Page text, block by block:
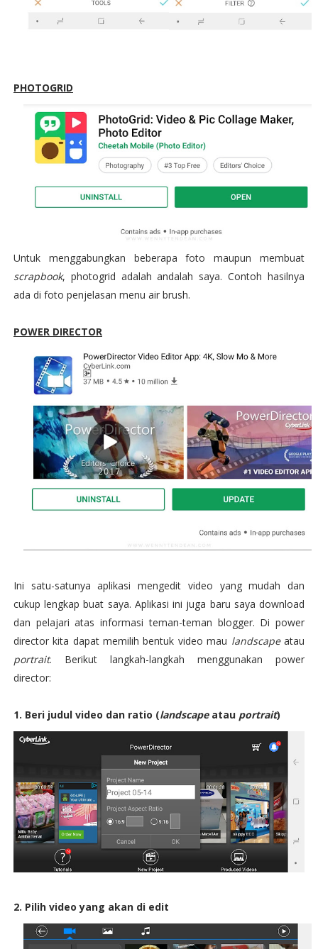
PHOTOGRID
Untuk menggabungkan beberapa foto maupun membuat
scrapbook, photogrid adalah andalah saya. Contoh hasilnya
ada di foto penjelasan menu air brush.
POWER DIRECTOR
Ini satu-satunya aplikasi mengedit video yang mudah dan
cukup lengkap buat saya. Aplikasi ini juga baru saya download
dan pelajari atas informasi teman-teman blogger. Di power
director kita dapat memilih bentuk video mau landscapeatau
portrait. Berikut langkah-langkah menggunakan power
director:
1. Beri judul video dan ratio (landscapeatau portrait)
2. Pilih video yang akan di edit